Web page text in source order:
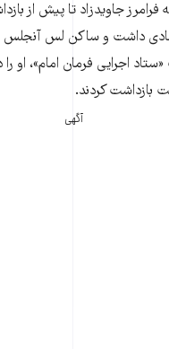
فرامرز جاویدزاد تا پیش از
داشت و ساکن لس آنجلس
بازداشت کردند.
آگهی